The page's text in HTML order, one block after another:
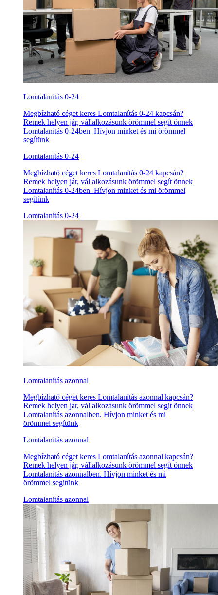
Lomtalanítás 0-24
Megbízható céget keres Lomtalanítás 0-24 kapcsán?
Remek helyen jár, vállalkozásunk örömmel segít önnek
Lomtalanítás 0-24ben. Hívjon minket és mi örömmel
segítünk
Lomtalanítás 0-24
Megbízható céget keres Lomtalanítás 0-24 kapcsán?
Remek helyen jár, vállalkozásunk örömmel segít önnek
Lomtalanítás 0-24ben. Hívjon minket és mi örömmel
segítünk
Lomtalanítás 0-24
Lomtalanítás azonnal
Megbízható céget keres Lomtalanítás azonnal kapcsán?
Remek helyen jár, vállalkozásunk örömmel segít önnek
Lomtalanítás azonnalben. Hívjon minket és mi
örömmel segítünk
Lomtalanítás azonnal
Megbízható céget keres Lomtalanítás azonnal kapcsán?
Remek helyen jár, vállalkozásunk örömmel segít önnek
Lomtalanítás azonnalben. Hívjon minket és mi
örömmel segítünk
Lomtalanítás azonnal